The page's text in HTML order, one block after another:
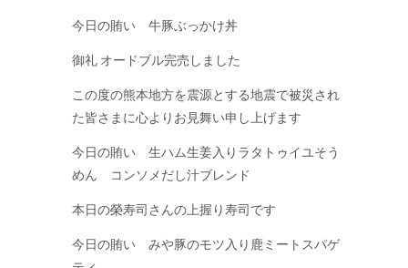
今日の賄い 牛豚ぶっかけ丼
御礼 オードブル完売しました
この度の熊本地方を震源とする地震で被災され
た皆さまに心よりお見舞い申し上げます
今日の賄い 生ハム生姜入りラタトゥイユそう
めん コンソメだし汁ブレンド
本日の榮寿司さんの上握り寿司です
今日の賄い みや豚のモツ入り鹿ミートスパゲ